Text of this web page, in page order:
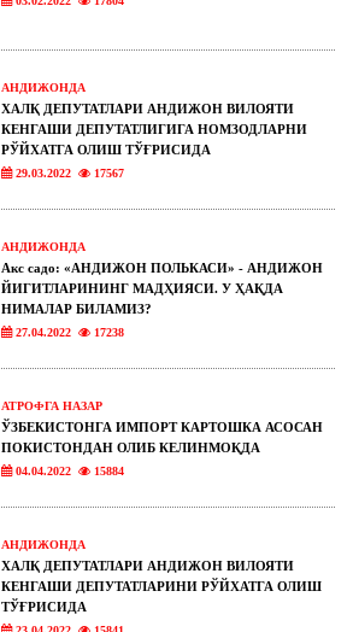
АНДИЖОНДА
ХАЛҚ ДЕПУТАТЛАРИ АНДИЖОН ВИЛОЯТИ
КЕНГАШИ ДЕПУТАТЛИГИГА НОМЗОДЛАРНИ
РЎЙХАТГА ОЛИШ ТЎҒРИСИДА
29.03.2022 17567
АНДИЖОНДА
Акс садо: «АНДИЖОН ПОЛЬКАСИ» - АНДИЖОН
ЙИГИТЛАРИНИНГ МАДҲИЯСИ. У ҲАҚДА
НИМАЛАР БИЛАМИЗ?
27.04.2022 17238
АТРОФГА НАЗАР
ЎЗБЕКИСТОНГА ИМПОРТ КАРТОШКА АСОСАН
ПОКИСТОНДАН ОЛИБ КЕЛИНМОҚДА
04.04.2022 15884
АНДИЖОНДА
ХАЛҚ ДЕПУТАТЛАРИ АНДИЖОН ВИЛОЯТИ
КЕНГАШИ ДЕПУТАТЛАРИНИ РЎЙХАТГА ОЛИШ
ТЎҒРИСИДА